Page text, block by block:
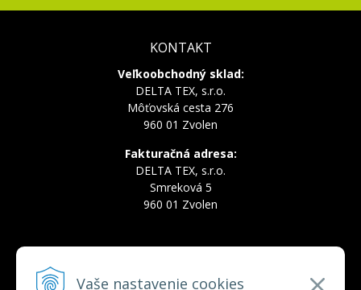
Vaše nastavenie cookies
KONTAKT
Veľkoobchodný sklad:
DELTA TEX, s.r.o.
Môťovská cesta 276
960 01 Zvolen
Fakturačná adresa:
DELTA TEX, s.r.o.
Smreková 5
960 01 Zvolen